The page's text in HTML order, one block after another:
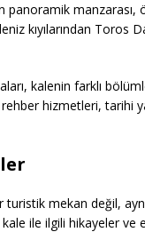
panoramik
kıyılarından Toros
kalenin farklı
hizmetleri, tarihi
mekan değil,
ile ilgili hikayeler ve